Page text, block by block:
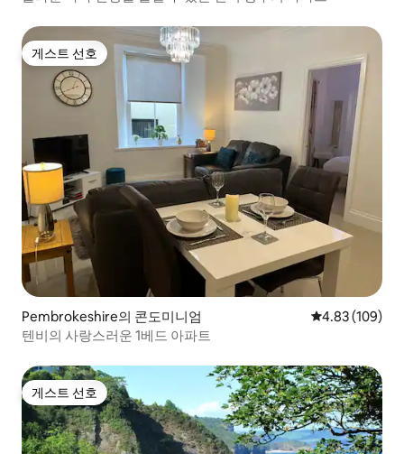
게스트 선호
게스트 선호
Pembrokeshire의 콘도미니엄 평점 4.83점(5
4.83 (109)
텐비의 사랑스러운 1베드 아파트
게스트 선호
게스트 선호